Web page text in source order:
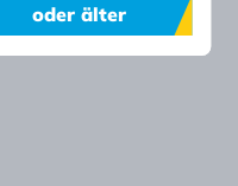
oder älter